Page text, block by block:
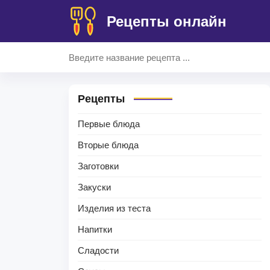
Рецепты онлайн
Рецепты
Первые блюда
Вторые блюда
Заготовки
Закуски
Изделия из теста
Напитки
Сладости